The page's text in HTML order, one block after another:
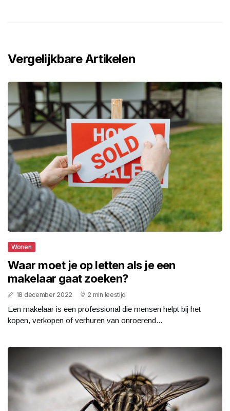
Vergelijkbare Artikelen
Wonen
Waar moet je op letten als je een
makelaar gaat zoeken?
18 december 2022 2 min leestijd
Een makelaar is een professional die mensen helpt bij het
kopen, verkopen of verhuren van onroerend...